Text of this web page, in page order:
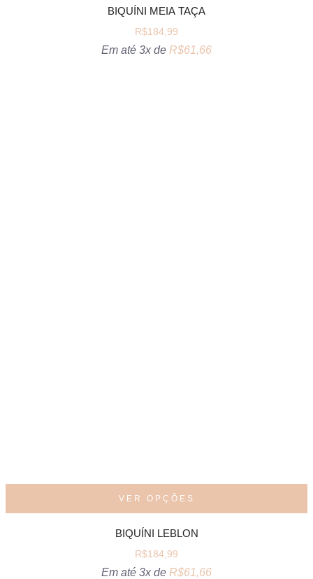
BIQUÍNI MEIA TAÇA
R$184,99
Em até 3x de R$61,66
VER OPÇÕES
BIQUÍNI LEBLON
R$184,99
Em até 3x de R$61,66